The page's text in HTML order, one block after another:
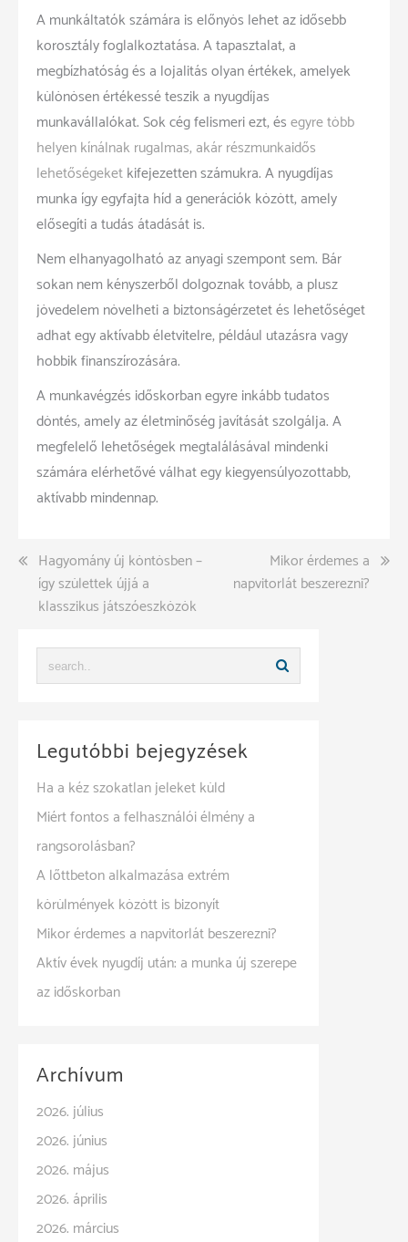
A munkáltatók számára is előnyös lehet az idősebb
korosztály foglalkoztatása. A tapasztalat, a
megbízhatóság és a lojalitás olyan értékek, amelyek
különösen értékessé teszik a nyugdíjas
munkavállalókat. Sok cég felismeri ezt, ésegyre több
helyen kínálnak rugalmas, akár részmunkaidős
lehetőségeketkifejezetten számukra. A nyugdíjas
munka így egyfajta híd a generációk között, amely
elősegíti a tudás átadását is.
Nem elhanyagolható az anyagi szempont sem. Bár
sokan nem kényszerből dolgoznak tovább, a plusz
jövedelem növelheti a biztonságérzetet és lehetőséget
adhat egy aktívabb életvitelre, például utazásra vagy
hobbik finanszírozására.
A munkavégzés időskorban egyre inkább tudatos
döntés, amely az életminőség javítását szolgálja. A
megfelelő lehetőségek megtalálásával mindenki
számára elérhetővé válhat egy kiegyensúlyozottabb,
aktívabb mindennap.
Bejegyzés
navigáció
Hagyomány új köntösben –
így születtek újjá a
klasszikus játszóeszközök
Mikor érdemes a
napvitorlát beszerezni?
Legutóbbi bejegyzések
Ha a kéz szokatlan jeleket küld
Miért fontos a felhasználói élmény a
rangsorolásban?
A lőttbeton alkalmazása extrém
körülmények között is bizonyít
Mikor érdemes a napvitorlát beszerezni?
Aktív évek nyugdíj után: a munka új szerepe
az időskorban
Archívum
2026. július
2026. június
2026. május
2026. április
2026. március